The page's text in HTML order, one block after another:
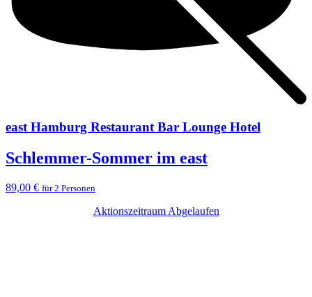
east Hamburg Restaurant Bar Lounge Hotel
Schlemmer-Sommer im east
89,00 € für 2 Personen
Aktionszeitraum Abgelaufen